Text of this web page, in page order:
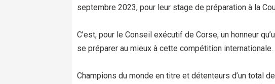
septembre 2023, pour leur stage de préparation à la
C’est, pour le Conseil exécutif de Corse, un honneur
se préparer au mieux à cette compétition internationale.
Champions du monde en titre et détenteurs d’un total